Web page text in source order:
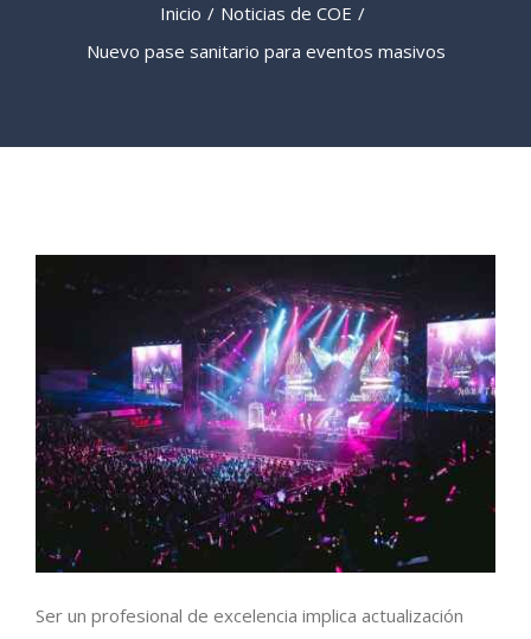
Inicio / Noticias de COE /
Nuevo pase sanitario para eventos masivos
Ser un profesional de excelencia implica actualización